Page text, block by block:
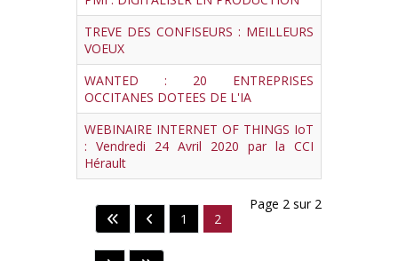
TREVE DES CONFISEURS : MEILLEURS
VOEUX
WANTED : 20 ENTREPRISES
OCCITANES DOTEES DE L'IA
WEBINAIRE INTERNET OF THINGS IoT
: Vendredi 24 Avril 2020 par la CCI
Hérault
Page 2 sur 2
1
2